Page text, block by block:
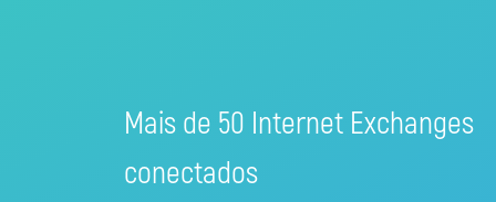
Mais de 50 Internet Exchanges
conectados